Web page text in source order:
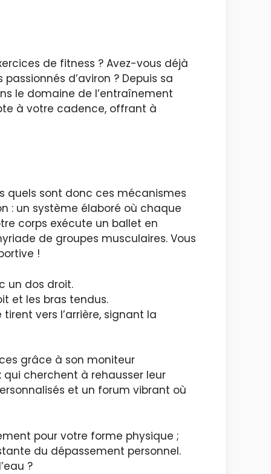
de fitness ? Avez-vous déjà
d’aviron ? Depuis sa
le domaine de l’entraînement
à votre cadence, offrant à
quels sont donc ces mécanismes
: un système élaboré où chaque
corps exécute un ballet en
de groupes musculaires. Vous
!
un dos droit.
et les bras tendus.
vers l’arrière, signant la
grâce à son moniteur
cherchent à rehausser leur
et un forum vibrant où
pour votre forme physique ;
du dépassement personnel.
?